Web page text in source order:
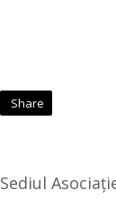
Share
Sediul